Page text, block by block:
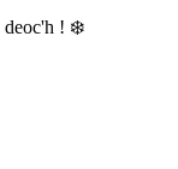
deoc'h ! ❄️